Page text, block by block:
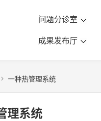
问题分诊室
成果发布厅
 一种热管理系统
理系统